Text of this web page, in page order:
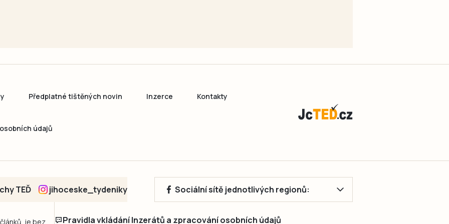
Předplatné tištěných novin Inzerce Kontakty
údajů
TEĎ jihoceske_tydeniky Sociální sítě jednotlivých regionů:
je bez Pravidla vkládání Inzerátů a zpracování osobních údajů